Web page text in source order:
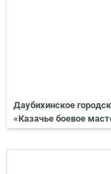
Даубихинское
«Казачье боевое